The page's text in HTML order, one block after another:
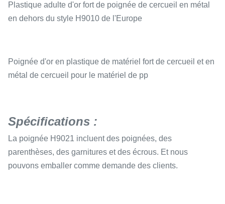
Plastique adulte d'or fort de poignée de cercueil en métal
en dehors du style H9010 de l'Europe
Poignée d'or en plastique de matériel fort de cercueil et en
métal de cercueil pour le matériel de pp
Spécifications :
La poignée H9021 incluent des poignées, des
parenthèses, des garnitures et des écrous. Et nous
pouvons emballer comme demande des clients.